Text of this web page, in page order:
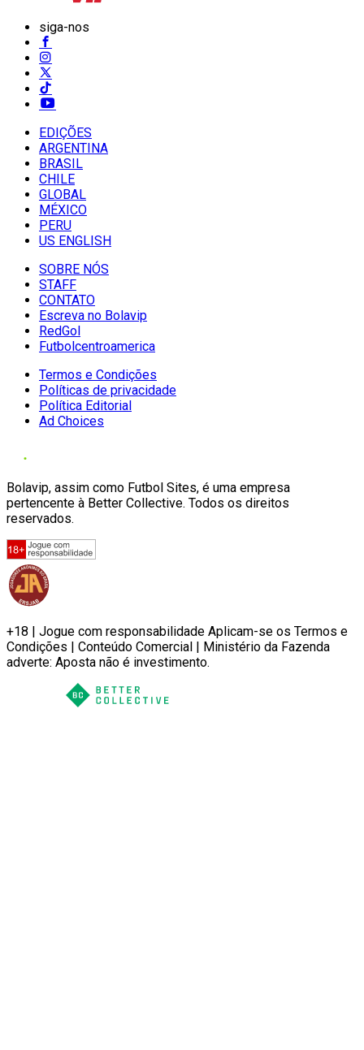
siga-nos
EDIÇÕES
ARGENTINA
BRASIL
CHILE
GLOBAL
MÉXICO
PERU
US ENGLISH
SOBRE NÓS
STAFF
CONTATO
Escreva no Bolavip
RedGol
Futbolcentroamerica
Termos e Condições
Políticas de privacidade
Política Editorial
Ad Choices
Bolavip, assim como Futbol Sites, é uma empresa
pertencente à Better Collective. Todos os direitos
reservados.
+18 | Jogue com responsabilidade Aplicam-se os Termos e
Condições | Conteúdo Comercial | Ministério da Fazenda
adverte: Aposta não é investimento.